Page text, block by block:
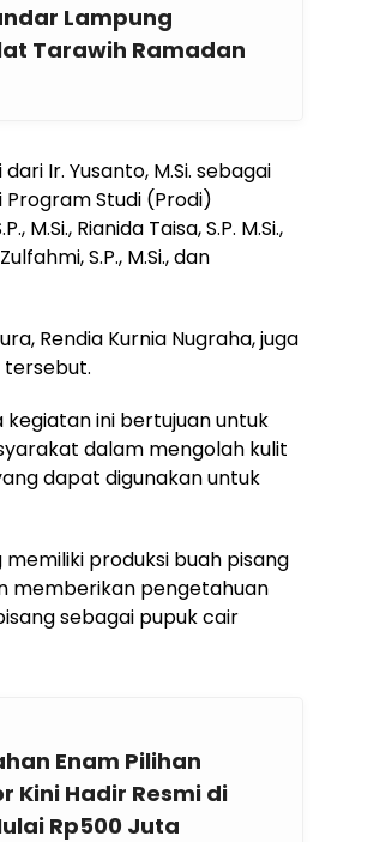
Lampung
Tarawih Ramadan
Ir. Yusanto, M.Si. sebagai
Studi (Prodi)
M.Si., Rianida Taisa, S.P. M.Si.,
S.P., M.Si., dan
Rendia Kurnia Nugraha, juga
kegiatan ini bertujuan untuk
dalam mengolah kulit
dapat digunakan untuk
produksi buah pisang
memberikan pengetahuan
sebagai pupuk cair
Enam Pilihan
Kini Hadir Resmi di
Rp500 Juta